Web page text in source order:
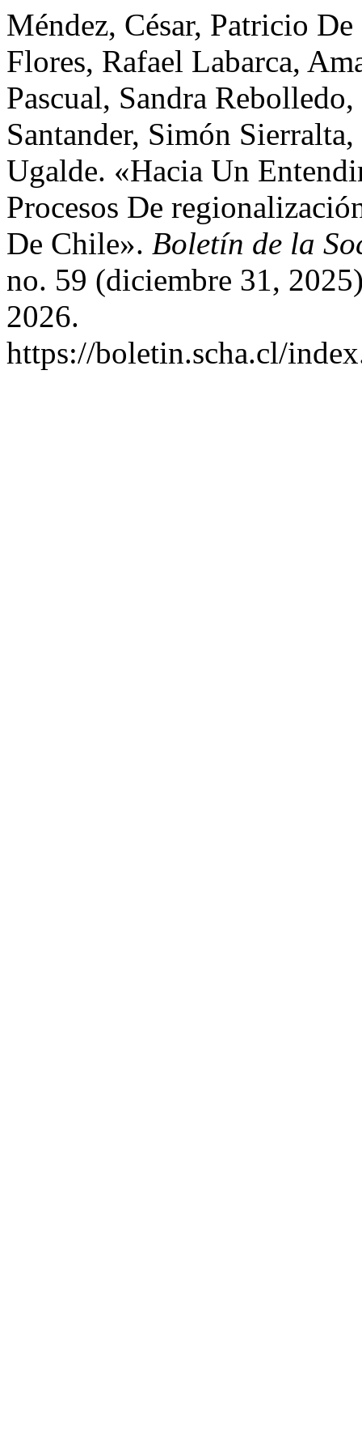
Méndez, César, Patricio
Flores, Rafael Labarca,
Pascual, Sandra
Santander, Simón
Ugalde. «Hacia Un
Procesos De
De Chile». Boletín de la
no. 59 (diciembre 31,
2026.
https://boletin.scha.cl/